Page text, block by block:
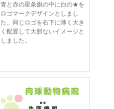
青と赤の星条旗の中に白の★を
ロゴマークデザインとしまし
た。同じロゴを右下に薄く大き
く配置して大胆ないイメージと
しました。